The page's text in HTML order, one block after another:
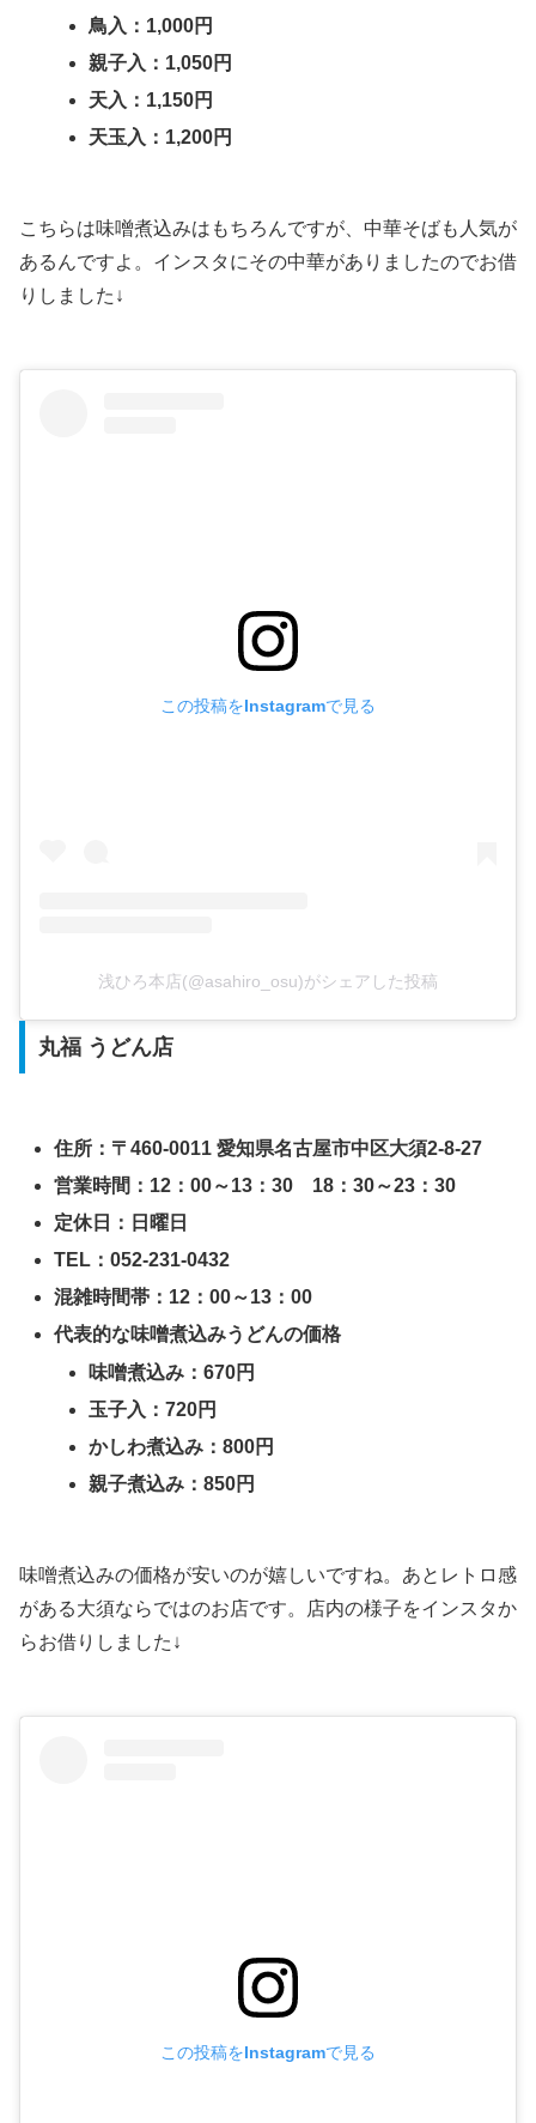
鳥入：1,000円
親子入：1,050円
天入：1,150円
天玉入：1,200円
こちらは味噌煮込みはもちろんですが、中華そばも人気が
あるんですよ。インスタにその中華がありましたのでお借
りしました↓
この投稿をInstagramで見る
浅ひろ本店(@asahiro_osu)がシェアした投稿
丸福 うどん店
住所：〒460-0011 愛知県名古屋市中区大須2-8-27
営業時間：12：00～13：30 18：30～23：30
定休日：日曜日
TEL：052-231-0432
混雑時間帯：12：00～13：00
代表的な味噌煮込みうどんの価格
味噌煮込み：670円
玉子入：720円
かしわ煮込み：800円
親子煮込み：850円
味噌煮込みの価格が安いのが嬉しいですね。あとレトロ感
がある大須ならではのお店です。店内の様子をインスタか
らお借りしました↓
この投稿をInstagramで見る